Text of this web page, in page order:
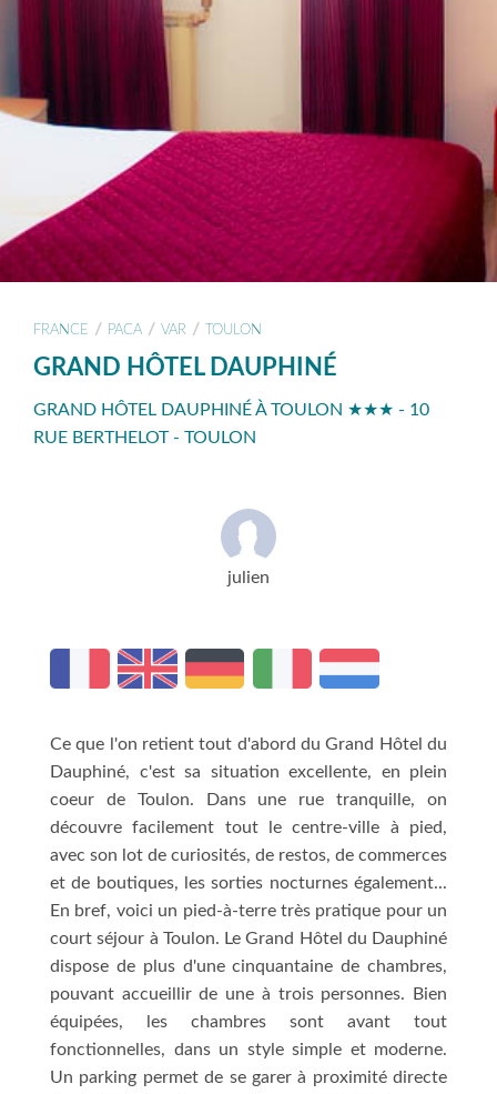
FRANCE / PACA / VAR / TOULON
GRAND HÔTEL DAUPHINÉ
GRAND HÔTEL DAUPHINÉ À TOULON ★★★ - 10
RUE BERTHELOT - TOULON
julien
Ce que l'on retient tout d'abord du Grand Hôtel du
Dauphiné, c'est sa situation excellente, en plein
coeur de Toulon. Dans une rue tranquille, on
découvre facilement tout le centre-ville à pied,
avec son lot de curiosités, de restos, de commerces
et de boutiques, les sorties nocturnes également...
En bref, voici un pied-à-terre très pratique pour un
court séjour à Toulon. Le Grand Hôtel du Dauphiné
dispose de plus d'une cinquantaine de chambres,
pouvant accueillir de une à trois personnes. Bien
équipées, les chambres sont avant tout
fonctionnelles, dans un style simple et moderne.
Un parking permet de se garer à proximité directe